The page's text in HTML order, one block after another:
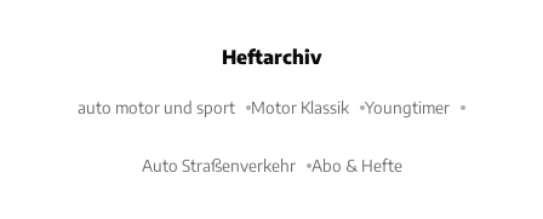
Heftarchiv
auto motor und sport Motor Klassik Youngtimer
Auto Straßenverkehr Abo & Hefte